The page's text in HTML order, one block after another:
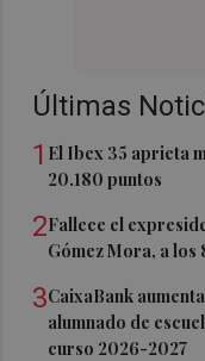
Últimas
1 El Ibex 35 aprieta
20.180 puntos
2Fallece el
Gómez Mora, a los
3CaixaBank
alumnado de
curso 2026-2027